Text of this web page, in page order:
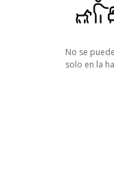
No se
solo en la